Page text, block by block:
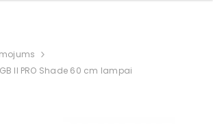
II PRO Shade 60 cm lampai